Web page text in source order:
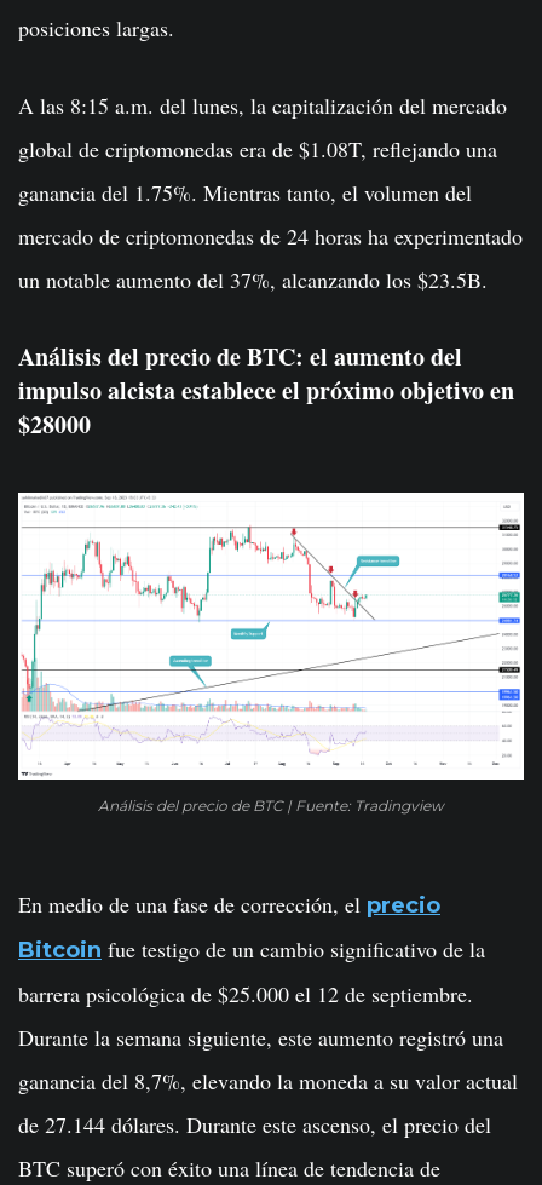
posiciones largas.
A las 8:15 a.m. del lunes, la capitalización del mercado
global de criptomonedas era de $1.08T, reflejando una
ganancia del 1.75%. Mientras tanto, el volumen del
mercado de criptomonedas de 24 horas ha experimentado
un notable aumento del 37%, alcanzando los $23.5B.
Análisis del precio de BTC: el aumento del
impulso alcista establece el próximo objetivo en
$28000
Análisis del precio de BTC | Fuente: Tradingview
En medio de una fase de corrección, el precio
Bitcoin fue testigo de un cambio significativo de la
barrera psicológica de $25.000 el 12 de septiembre.
Durante la semana siguiente, este aumento registró una
ganancia del 8,7%, elevando la moneda a su valor actual
de 27.144 dólares. Durante este ascenso, el precio del
BTC superó con éxito una línea de tendencia de